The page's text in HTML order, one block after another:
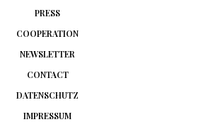
PRESS
COOPERATION
NEWSLETTER
CONTACT
DATENSCHUTZ
IMPRESSUM